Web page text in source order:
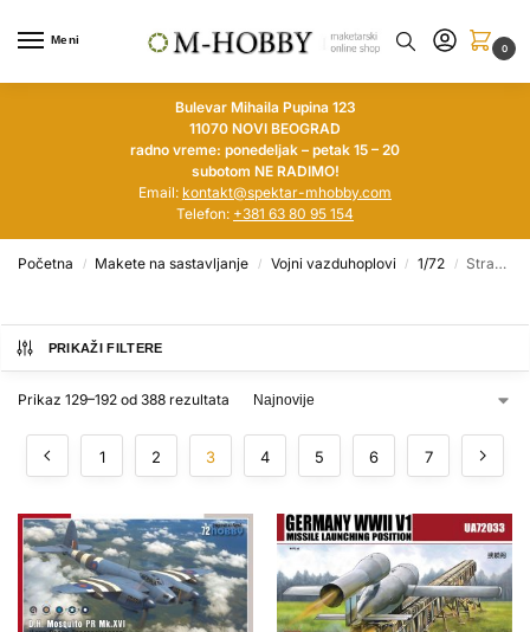
Meni
0
Bulevar Mihaila Pupina 123
11070 NOVI BEOGRAD
radno vreme: ponedeljak – petak 15 – 20
subotom NE RADIMO!
Email: kontakt@spektar-mhobby.com
Telefon: +381 63 80 95 154
Početna / Makete na sastavljanje / Vojni vazduhoplovi / 1/72 / Strana 3
PRIKAŽI FILTERE
Prikaz 129–192 od 388 rezultata
1 2 3 4 5 6 7